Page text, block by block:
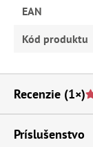
EAN
Kód produktu
Recenzie (1×)
Príslušenstvo